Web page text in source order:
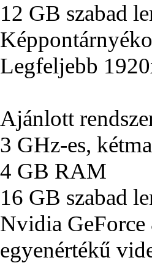
12 GB szabad
Legfeljebb
Ajánlott
3 GHz-es,
4 GB RAM
16 GB szabad
Nvidia
egyenértékű